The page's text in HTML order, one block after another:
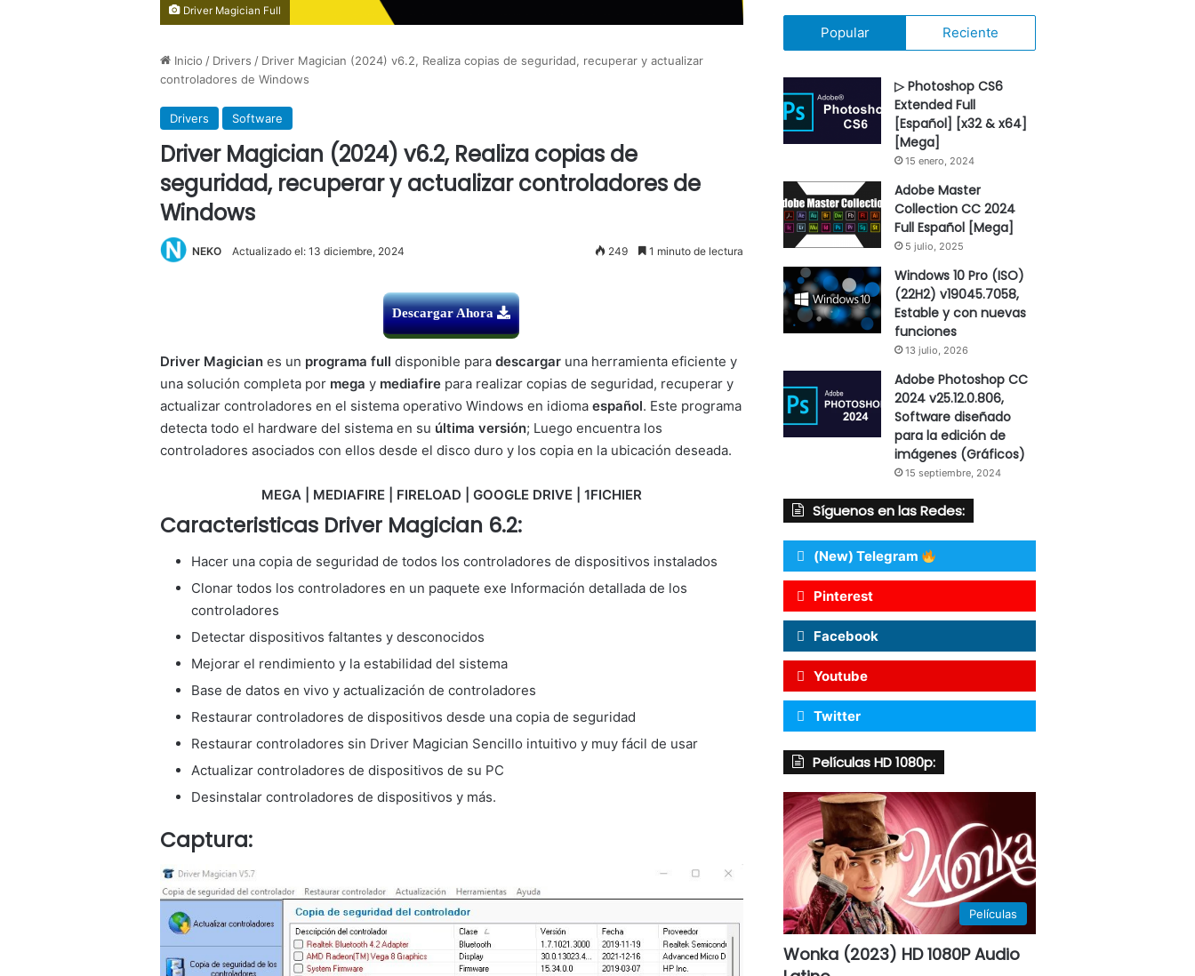
Driver Magician Full
Inicio / Drivers / Driver Magician (2024) v6.2, Realiza copias de seguridad, recuperar y actualizar
controladores de Windows
Drivers Software
Driver Magician (2024) v6.2, Realiza copias de
seguridad, recuperar y actualizar controladores de
Windows
NEKO Actualizado el: 13 diciembre, 2024 249 1 minuto de lectura
Descargar Ahora
Driver Magicianes un programa full disponible para descargaruna herramienta eficiente y
una solución completa por mega y mediafire para realizar copias de seguridad, recuperar y
actualizar controladores en el sistema operativo Windows en idioma español. Este programa
detecta todo el hardware del sistema en su última versión; Luego encuentra los
controladores asociados con ellos desde el disco duro y los copia en la ubicación deseada.
MEGA | MEDIAFIRE | FIRELOAD | GOOGLE DRIVE | 1FICHIER
Caracteristicas Driver Magician 6.2:
Hacer una copia de seguridad de todos los controladores de dispositivos instalados
Clonar todos los controladores en un paquete exe Información detallada de los
controladores
Detectar dispositivos faltantes y desconocidos
Mejorar el rendimiento y la estabilidad del sistema
Base de datos en vivo y actualización de controladores
Restaurar controladores de dispositivos desde una copia de seguridad
Restaurar controladores sin Driver Magician Sencillo intuitivo y muy fácil de usar
Actualizar controladores de dispositivos de su PC
Desinstalar controladores de dispositivos y más.
Captura:
Popular Reciente
▷ Photoshop CS6
Extended Full
[Español] [x32 & x64]
[Mega]
15 enero, 2024
Adobe Master
Collection CC 2024
Full Español [Mega]
5 julio, 2025
Windows 10 Pro (ISO)
(22H2) v19045.7058,
Estable y con nuevas
funciones
13 julio, 2026
Adobe Photoshop CC
2024 v25.12.0.806,
Software diseñado
para la edición de
imágenes (Gráficos)
15 septiembre, 2024
Síguenos en las Redes:
(New) Telegram
Pinterest
Facebook
Youtube
Twitter
Películas HD 1080p:
Películas
Wonka (2023) HD 1080P Audio